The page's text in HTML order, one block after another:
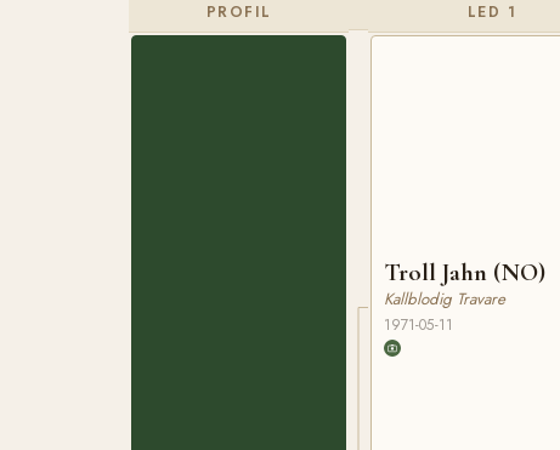
PROFIL LED 1
Troll Jahn (NO)
Kallblodig Travare
1971-05-11